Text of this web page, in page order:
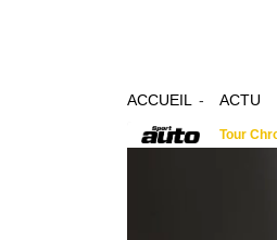
ACCUEIL ACTU